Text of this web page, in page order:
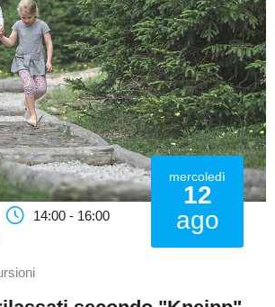
mercoledì
12
ago
14:00 - 16:00